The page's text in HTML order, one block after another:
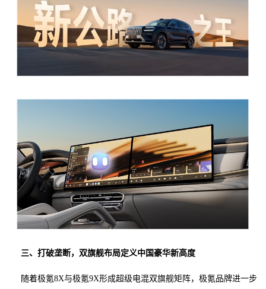
三、打破垄断，双旗舰布局定义中国豪华新高度
随着极氪8X与极氪9X形成超级电混双旗舰矩阵，极氪品牌进一步